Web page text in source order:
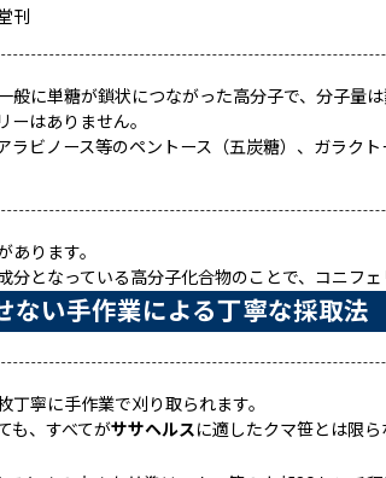
刊
般に単糖が鎖状につながった高分子で、分子量
はありません。
ビノース等のペントース（五炭糖）、ガラク
ります。
となっている高分子化合物のことで、コニフ
ない手作業による丁寧な採取法
寧に手作業で刈り取られます。
も、すべてがササヘルスに適したクマ笹とは限ら